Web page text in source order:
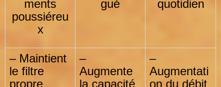
ments
poussiéreu
x
gué quotidien
– Maintient
le filtre
propre
–
Augmente
la capacité
–
Augmentati
on du débit